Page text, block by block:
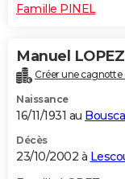
Famille PINEL
Manuel LOPEZ
Créer une cagnotte
Naissance
16/11/1931 au
Décès
23/10/2002 à